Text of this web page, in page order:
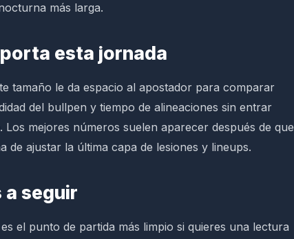
más larga.
esta jornada
tamaño le da espacio al apostador para comparar
del bullpen y tiempo de alineaciones sin entrar
Los mejores números suelen aparecer después de que
de ajustar la última capa de lesiones y lineups.
a seguir
el punto de partida más limpio si quieres una lectura